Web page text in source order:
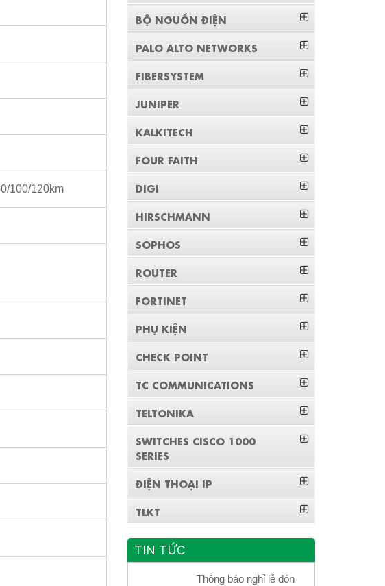
100/120km
BỘ NGUỒN ĐIỆN
PALO ALTO NETWORKS
FIBERSYSTEM
JUNIPER
KALKITECH
FOUR FAITH
DIGI
HIRSCHMANN
SOPHOS
ROUTER
FORTINET
PHỤ KIỆN
CHECK POINT
TC COMMUNICATIONS
TELTONIKA
SWITCHES CISCO 1000
SERIES
ĐIỆN THOẠI IP
TLKT
TIN TỨC
Thông báo nghỉ lễ đón